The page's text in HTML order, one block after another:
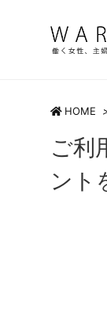
HOME
ご利
ント